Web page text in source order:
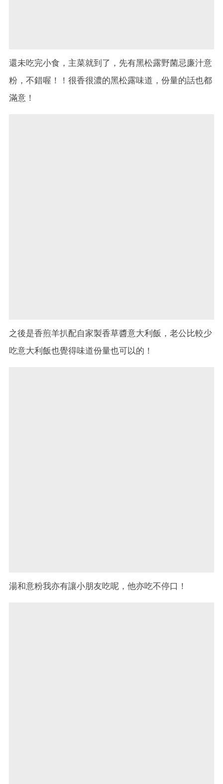
還未吃完小食，主菜就到了，先有黑松露野菌忌廉汁意
粉，不錯喔！！很香很濃的黑松露味道，份量的話也都
滿意！
之後是香煎羊扒配自家製香草醬意大利飯，老公比較少
吃意大利飯也覺得味道份量也可以的！
湯和意粉我亦有讓小朋友吃呢，他亦吃不停口！